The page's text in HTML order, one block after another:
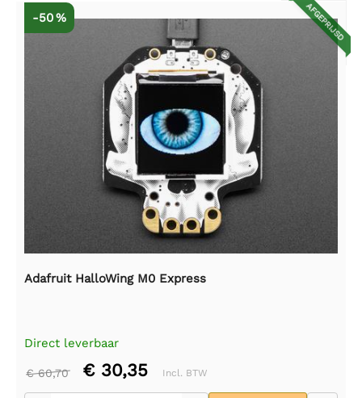
AFGEPRIJSD
-50 %
Adafruit HalloWing M0 Express
Direct leverbaar
€ 60,70 € 30,35 Incl. BTW